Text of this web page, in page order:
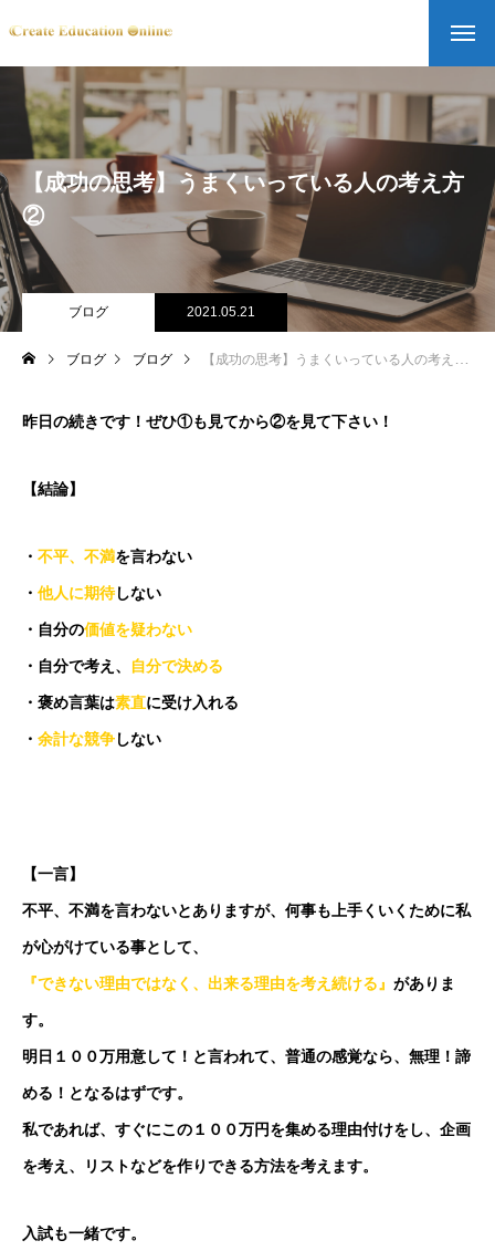
【成功の思考】うまくいっている人の考え方
②
ブログ 2021.05.21
ブログ ブログ 【成功の思考】うまくいっている人の考え方②
昨日の続きです！ぜひ①も見てから②を見て下さい！
【結論】
・ 不平、不満を言わない
・ 他人に期待しない
・自分の価値を疑わない
・自分で考え、 自分で決める
・褒め言葉は素直に受け入れる
・ 余計な競争 しない
【一言】
不平、不満を言わないとありますが、何事も上手くいくために私
が心がけている事として、
『できない理由ではなく、出来る理由を考え続ける』 がありま
す。
明日１００万用意して！と言われて、普通の感覚なら、無理！諦
める！となるはずです。
私であれば、すぐにこの１００万円を集める理由付けをし、企画
を考え、リストなどを作りできる方法を考えます。
入試も一緒です。